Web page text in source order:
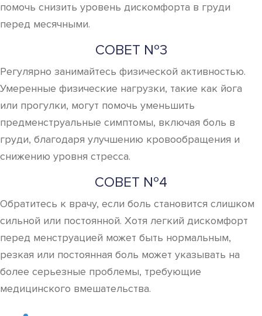
помочь снизить уровень дискомфорта в груди
перед месячными.
СОВЕТ №3
Регулярно занимайтесь физической активностью.
Умеренные физические нагрузки, такие как йога
или прогулки, могут помочь уменьшить
предменструальные симптомы, включая боль в
груди, благодаря улучшению кровообращения и
снижению уровня стресса.
СОВЕТ №4
Обратитесь к врачу, если боль становится слишком
сильной или постоянной. Хотя легкий дискомфорт
перед менструацией может быть нормальным,
резкая или постоянная боль может указывать на
более серьезные проблемы, требующие
медицинского вмешательства.